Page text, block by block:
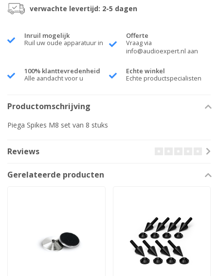
verwachte levertijd: 2-5 dagen
Inruil mogelijk
Ruil uw oude apparatuur in
Offerte
Vraag via
info@audioexpert.nl aan
100% klanttevredenheid
Alle aandacht voor u
Echte winkel
Echte productspecialisten
Productomschrijving
Piega Spikes M8 set van 8 stuks
Reviews
Gerelateerde producten